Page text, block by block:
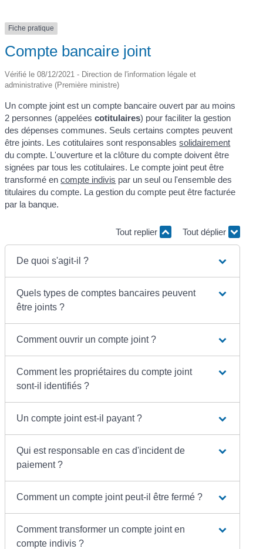
Fiche pratique
Compte bancaire joint
Vérifié le 08/12/2021 - Direction de l'information légale et
administrative (Première ministre)
Un compte joint est un compte bancaire ouvert par au moins
2 personnes (appeléescotitulaires) pour faciliter la gestion
des dépenses communes. Seuls certains comptes peuvent
être joints. Les cotitulaires sont responsablessolidairement
du compte. L'ouverture et la clôture du compte doivent être
signées par tous les cotitulaires. Le compte joint peut être
transformé encompte indivis par un seul ou l'ensemble des
titulaires du compte. La gestion du compte peut être facturée
par la banque.
Tout replier Tout déplier
De quoi s'agit-il ?
Quels types de comptes bancaires peuvent
être joints ?
Comment ouvrir un compte joint ?
Comment les propriétaires du compte joint
sont-il identifiés ?
Un compte joint est-il payant ?
Qui est responsable en cas d'incident de
paiement ?
Comment un compte joint peut-il être fermé ?
Comment transformer un compte joint en
compte indivis ?